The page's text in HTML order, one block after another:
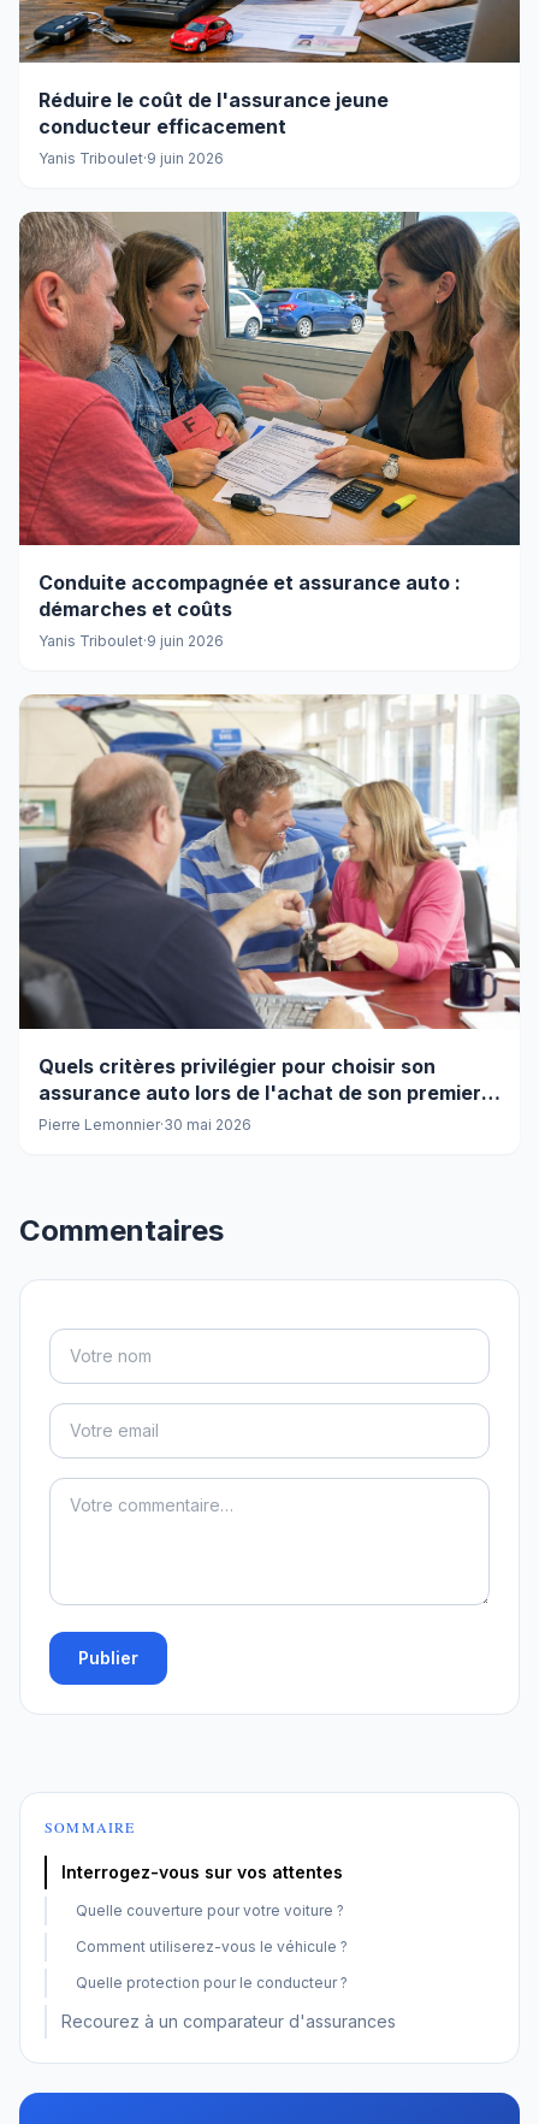
Réduire le coût de l'assurance jeune
conducteur efficacement
Yanis Triboulet·9 juin 2026
Conduite accompagnée et assurance auto :
démarches et coûts
Yanis Triboulet·9 juin 2026
Quels critères privilégier pour choisir son
assurance auto lors de l'achat de son premier
véhicule ?
Pierre Lemonnier·30 mai 2026
Commentaires
Publier
SOMMAIRE
Interrogez-vous sur vos attentes
Quelle couverture pour votre voiture ?
Comment utiliserez-vous le véhicule ?
Quelle protection pour le conducteur ?
Recourez à un comparateur d'assurances